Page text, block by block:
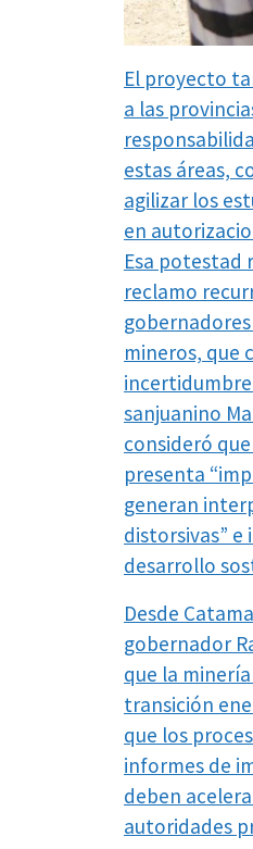
El proyecto
a las
estas áreas,
agilizar los
en
Esa potestad
reclamo
mineros, que
sanjuanino
consideró
presenta
generan
distorsivas” e
desarrollo
Desde
gobernador
que la
transición
que los
informes de
deben
autoridades